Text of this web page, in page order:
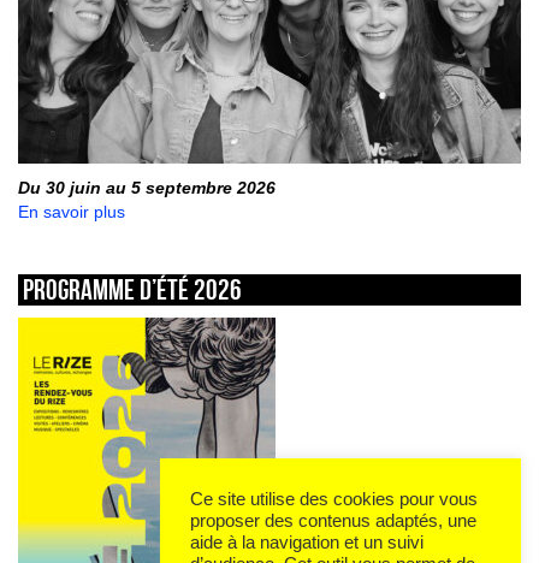
Du 30 juin au 5 septembre 2026
En savoir plus
Programme d’été 2026
Ce site utilise des cookies pour vous
proposer des contenus adaptés, une
aide à la navigation et un suivi